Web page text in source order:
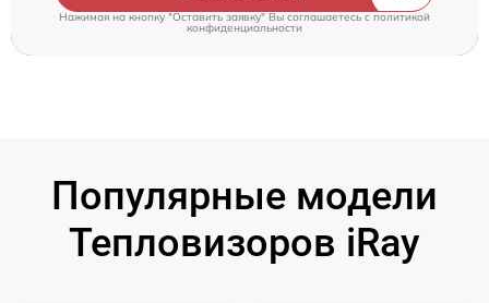
Нажимая на кнопку "Оставить заявку" Вы соглашаетесь cполитикой
конфиденциальности
Популярные модели
Тепловизоров iRay